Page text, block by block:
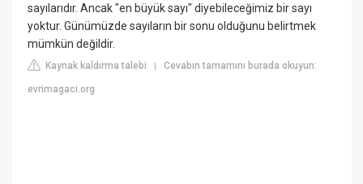
sayılarıdır. Ancak "en büyük sayı" diyebileceğimiz bir sayı
yoktur. Günümüzde sayıların bir sonu olduğunu belirtmek
mümkün değildir.
Kaynak kaldırma talebi |Cevabın tamamını burada okuyun:
evrimagaci.org